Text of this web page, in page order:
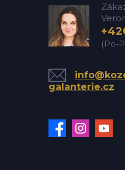
(Po-
galanterie.cz